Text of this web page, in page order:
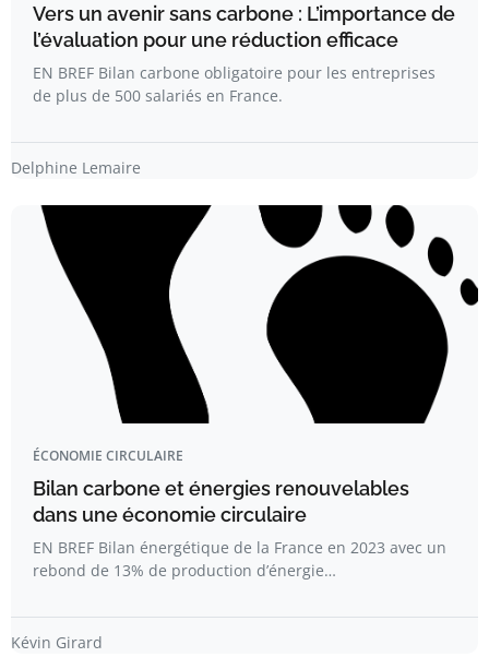
Vers un avenir sans carbone : L’importance de
l’évaluation pour une réduction efficace
EN BREF Bilan carbone obligatoire pour les entreprises
de plus de 500 salariés en France.
Delphine Lemaire
ÉCONOMIE CIRCULAIRE
Bilan carbone et énergies renouvelables
dans une économie circulaire
EN BREF Bilan énergétique de la France en 2023 avec un
rebond de 13% de production d’énergie…
Kévin Girard